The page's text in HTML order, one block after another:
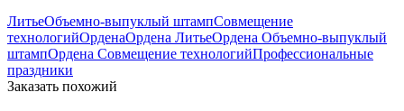
ЛитьеОбъемно-выпуклый штампСовмещение
технологийОрденаОрдена ЛитьеОрдена Объемно-выпуклый
штампОрдена Совмещение технологийПрофессиональные
праздники
Заказать похожий